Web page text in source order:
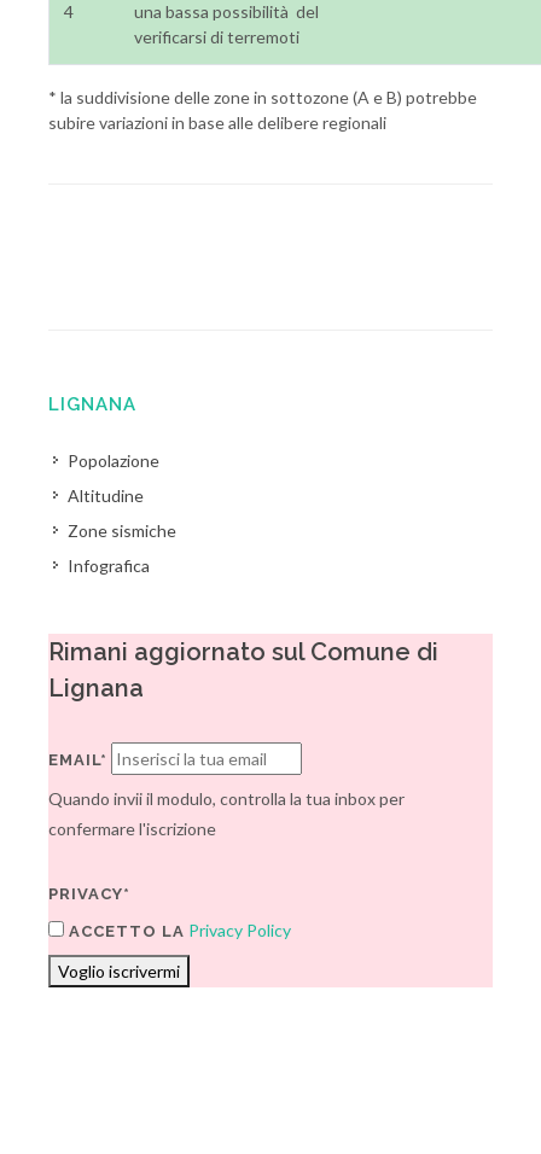
4
una bassa possibilità del
verificarsi di terremoti
* la suddivisione delle zone in sottozone (A e B) potrebbe
subire variazioni in base alle delibere regionali
LIGNANA
Popolazione
Altitudine
Zone sismiche
Infografica
Rimani aggiornato sul Comune di
Lignana
EMAIL*
Quando invii il modulo, controlla la tua inbox per
confermare l'iscrizione
PRIVACY*
ACCETTO LA Privacy Policy
Voglio iscrivermi